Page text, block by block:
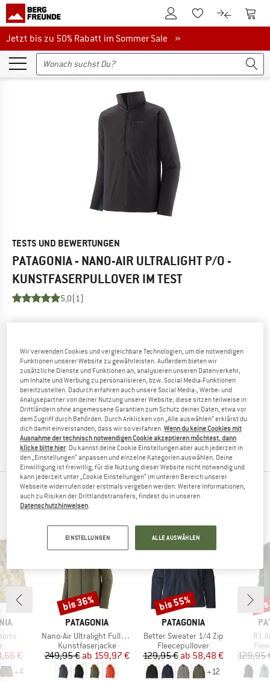
Zum KundenkontoZum Merkzettel.
Zum Zum
Jetzt bis zu 50% Rabatt im Sommer Sale
Jetzt bis zu 50% Rabatt im Sommer Sale »
TESTS UND BEWERTUNGEN
PATAGONIA - NANO-AIR ULTRALIGHT P/O -
KUNSTFASERPULLOVER IM TEST
5,0(1)
Geschunden und zermürben wollen?
Andere Bergfreunde freuen sich, Dein Feedback zu lesen -
teile es mit ihnen.
BEWERTUNG SCHREIBEN
PRODUKT KAUFEN
ANDERE BERGFREUNDE SCHAUTEN SICH AUCH
Preis
€
+4
MARKE
PATAGONIA
Artikel
Nano-Air Ultralight Full-Zip Hoody
Produktgruppe
Kunstfaserjacke
Preis
249,95 € reduzierter Preis
ab 159,97 €
Rabatt
bis 36%
MARKE
PATAGONIA
Artikel
Better Sweater 1/4 Zip
Produktgruppe
Fleecepullover
Preis
129,95 € reduzierter Preis
ab 58,48 €
+12
Rabatt
bis 55%
R1
129,95
Wir verwenden Cookies und vergleichbare Technologien, um die notwendigen
Funktionen unserer Website zu gewährleisten. Außerdem bieten wir
zusätzliche Dienste und Funktionen an, analysieren unseren Datenverkehr,
um Inhalte und Werbung zu personalisieren, bzw. Social Media-Funktionen
bereitzustellen. Dadurch erfahren auch unsere Social Media-, Werbe- und
Analysepartner von deiner Nutzung unserer Website; diese sitzen teilweise in
Drittländern ohne angemessene Garantien zum Schutz deiner Daten, etwa vor
dem Zugriff durch Behörden. Durch Anklicken von „Alle auswählen“ erklärst du
dich damit einverstanden, dass wir so verfahren.Wenn du keine Cookies mit
Ausnahme der technisch notwendigen Cookie akzeptieren möchtest, dann
klicke bitte hier. Du kannst deine Cookie Einstellungen aber auch jederzeit in
den „Einstellungen“ anpassen und einzelne Kategorien auswählen. Deine
Einwilligung ist freiwillig, für die Nutzung dieser Website nicht notwendig und
kann jederzeit unter „Cookie Einstellungen“ im unteren Bereich unserer
Webseite widerrufen oder erstmals vergeben werden. Weitere Informationen,
auch zu Risiken der Drittlandstransfers, findest du in unseren
Datenschutzhinweisen.
EINSTELLUNGEN ALLE AUSWÄHLEN